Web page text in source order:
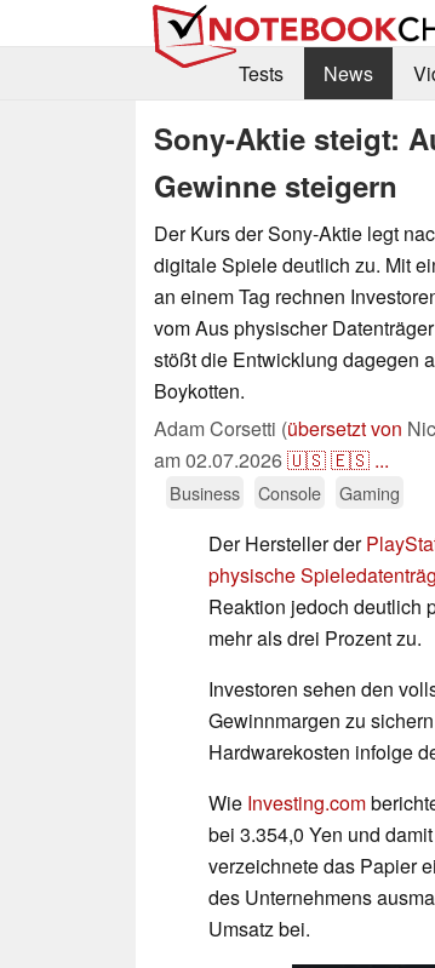
Tests
News
Sony-Aktie steigt:
Gewinne steigern
Der Kurs der Sony-Aktie legt
digitale Spiele deutlich zu. Mit
an einem Tag rechnen
vom Aus physischer
stößt die Entwicklung dagegen
Boykotten.
Adam Corsetti (übersetzt von
am02.07.2026🇺🇸🇪🇸 ...
Business Console Gaming
Der Hersteller der
physische
Reaktion jedoch deutlich
mehr als drei Prozent zu.
Investoren sehen den
Gewinnmargen zu
Hardwarekosten infolge
Wie Investing.com
bei 3.354,0 Yen und
verzeichnete das Papier
des Unternehmens
Umsatz bei.